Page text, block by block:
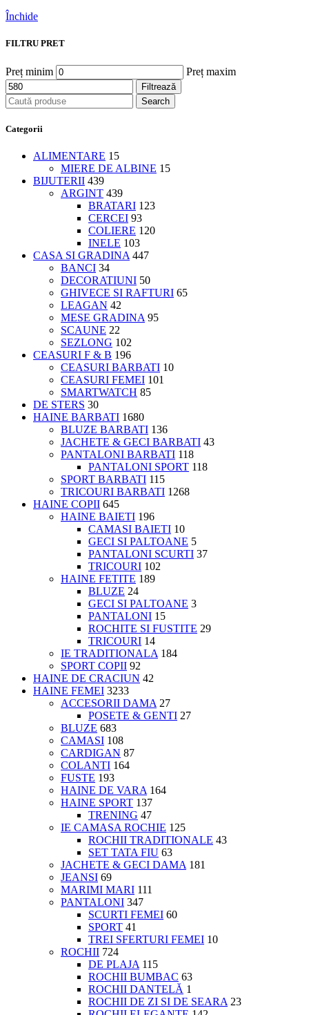
Închide
FILTRU PRET
Preț minim Preț maxim
Filtrează
Search
Categorii
ALIMENTARE 15
MIERE DE ALBINE 15
BIJUTERII 439
ARGINT 439
BRATARI 123
CERCEI 93
COLIERE 120
INELE 103
CASA SI GRADINA 447
BANCI 34
DECORATIUNI 50
GHIVECE SI RAFTURI 65
LEAGAN 42
MESE GRADINA 95
SCAUNE 22
SEZLONG 102
CEASURI F & B 196
CEASURI BARBATI 10
CEASURI FEMEI 101
SMARTWATCH 85
DE STERS 30
HAINE BARBATI 1680
BLUZE BARBATI 136
JACHETE & GECI BARBATI 43
PANTALONI BARBATI 118
PANTALONI SPORT 118
SPORT BARBATI 115
TRICOURI BARBATI 1268
HAINE COPII 645
HAINE BAIETI 196
CAMASI BAIETI 10
GECI SI PALTOANE 5
PANTALONI SCURTI 37
TRICOURI 102
HAINE FETITE 189
BLUZE 24
GECI SI PALTOANE 3
PANTALONI 15
ROCHITE SI FUSTITE 29
TRICOURI 14
IE TRADITIONALA 184
SPORT COPII 92
HAINE DE CRACIUN 42
HAINE FEMEI 3233
ACCESORII DAMA 27
POSETE & GENTI 27
BLUZE 683
CAMASI 108
CARDIGAN 87
COLANTI 164
FUSTE 193
HAINE DE VARA 164
HAINE SPORT 137
TRENING 47
IE CAMASA ROCHIE 125
ROCHII TRADITIONALE 43
SET TATA FIU 63
JACHETE & GECI DAMA 181
JEANSI 69
MARIMI MARI 111
PANTALONI 347
SCURTI FEMEI 60
SPORT 41
TREI SFERTURI FEMEI 10
ROCHII 724
DE PLAJA 115
ROCHII BUMBAC 63
ROCHII DANTELĂ 1
ROCHII DE ZI SI DE SEARA 23